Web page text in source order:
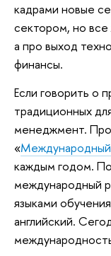
кадрами новые
сектором, но
а про выход
финансы.
Если говорить о
традиционных
менеджмент.
«
каждым годом.
международный
языками
английский.